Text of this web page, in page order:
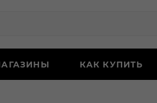
КАК КУПИТЬ